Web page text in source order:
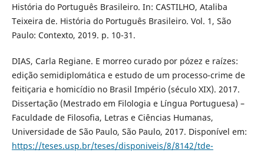
História do Português Brasileiro. In: CASTILHO, Ataliba
Teixeira de. História do Português Brasileiro. Vol. 1, São
Paulo: Contexto, 2019. p. 10-31.
DIAS, Carla Regiane. E morreo curado por pózez e raízes:
edição semidiplomática e estudo de um processo-crime de
feitiçaria e homicídio no Brasil Império (século XIX). 2017.
Dissertação (Mestrado em Filologia e Língua Portuguesa) –
Faculdade de Filosofia, Letras e Ciências Humanas,
Universidade de São Paulo, São Paulo, 2017. Disponível em:
https://teses.usp.br/teses/disponiveis/8/8142/tde-